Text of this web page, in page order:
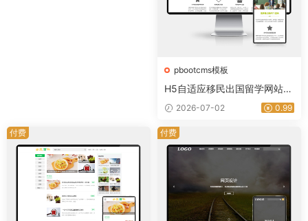
pbootcms模板
H5自适应移民出国留学网站模
板 | PbootCMS教育培训机构
源码｜星途资源网
2026-07-02 0.99
付费 付费